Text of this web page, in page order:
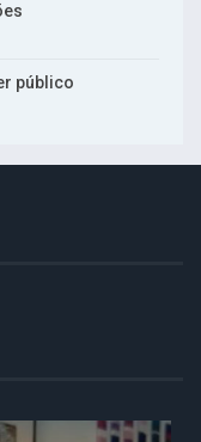
público